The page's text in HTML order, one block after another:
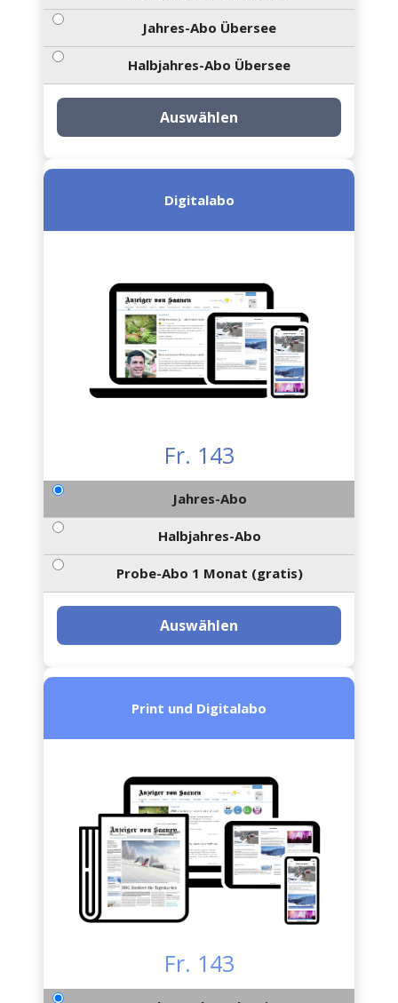
Jahres-Abo Übersee
Halbjahres-Abo Übersee
Auswählen
Digitalabo
Fr. 143
Jahres-Abo
Halbjahres-Abo
Probe-Abo 1 Monat (gratis)
Auswählen
Print und Digitalabo
Fr. 143